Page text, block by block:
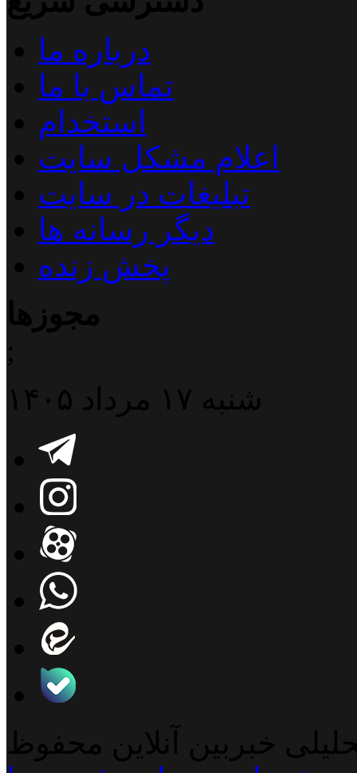
درباره ما
تماس با ما
استخدام
اعلام مشکل سایت
تبلیغات در سایت
دیگر رسانه ها
پخش زنده
مجوزها
;
شنبه ۱۷ مرداد ۱۴۰۵
خبربین آنلاین محفوظ